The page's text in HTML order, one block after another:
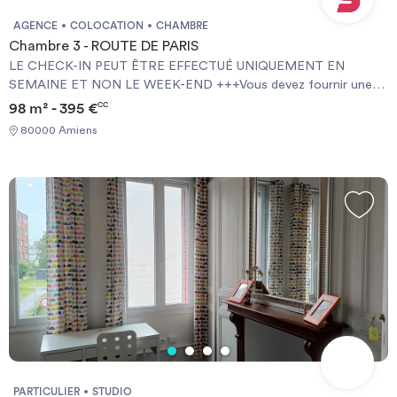
AGENCE COLOCATION CHAMBRE
Chambre 3 - ROUTE DE PARIS
LE CHECK-IN PEUT ÊTRE EFFECTUÉ UNIQUEMENT EN
SEMAINE ET NON LE WEEK-END +++Vous devez fournir une
Garantie Visale obligatoirement et une assurance habitation+++
[ENG] CHECK-IN CAN ONLY BE DONE ON WEEKDAYS AND
NOT AT WEEKENDS +++You must provide a Visale Guarantee
98 m² - 395 €CC
80000 Amiens
PARTICULIER STUDIO